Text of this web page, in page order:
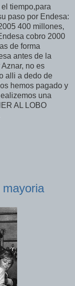
tiempo,para
paso por Endesa:
400 millones,
cobro 2000
de forma
antes de la
no es
alli a dedo de
hemos pagado y
una
AL LOBO